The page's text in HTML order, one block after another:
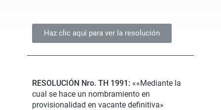
Haz clic aquí para ver la resolución
RESOLUCIÓN Nro. TH 1991: ««Mediante la
cual se hace un nombramiento en
provisionalidad en vacante definitiva»